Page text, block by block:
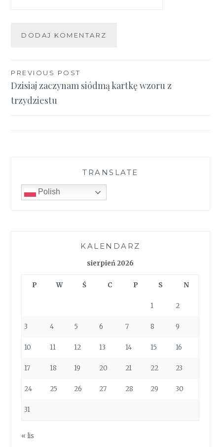
Nawigacja
wpisu
PREVIOUS POST
Dzisiaj zaczynam siódmą kartkę wzoru z
trzydziestu
TRANSLATE
Polish
KALENDARZ
sierpień 2026
P W Ś C P S N
1 2
3 4 5 6 7 8 9
10 11 12 13 14 15 16
17 18 19 20 21 22 23
24 25 26 27 28 29 30
31
« lis